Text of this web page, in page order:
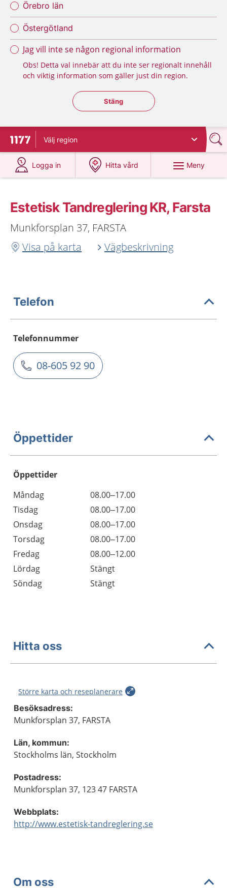
Örebro län
Östergötland
Jag vill inte se någon regional information
Obs! Detta val innebär att du inte ser regionalt innehåll
och viktig information som gäller just din region.
Stäng regionsväljaren
Stäng
Till startsidan för 1177
Välj region
Logga in
på 1177.se
Hitta vård
på 1177.se
Meny
Estetisk Tandreglering KR, Farsta
Munkforsplan 37, FARSTA
Visa på karta
Vägbeskrivning
Telefon
Telefonnummer
08-605 92 90
Öppettider
Öppettider
Dag
Öppettider
Kommentarer
Måndag
08.00–17.00
Tisdag
08.00–17.00
Onsdag
08.00–17.00
Torsdag
08.00–17.00
Fredag
08.00–12.00
Lördag
Stängt
Söndag
Stängt
Hitta oss
Större karta och reseplanerare
Besöksadress:
Munkforsplan 37, FARSTA
Län, kommun:
Stockholms län, Stockholm
Postadress:
Munkforsplan 37, 123 47 FARSTA
Webbplats:
http://www.estetisk-tandreglering.se
Om oss